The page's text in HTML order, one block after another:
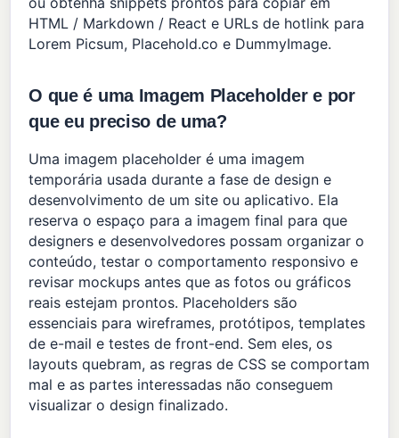
HTML / Markdown / React e URLs de hotlink para
Lorem Picsum, Placehold.co e DummyImage.
O que é uma Imagem Placeholder e por
que eu preciso de uma?
Uma imagem placeholder é uma imagem
temporária usada durante a fase de design e
desenvolvimento de um site ou aplicativo. Ela
reserva o espaço para a imagem final para que
designers e desenvolvedores possam organizar o
conteúdo, testar o comportamento responsivo e
revisar mockups antes que as fotos ou gráficos
reais estejam prontos. Placeholders são
essenciais para wireframes, protótipos, templates
de e-mail e testes de front-end. Sem eles, os
layouts quebram, as regras de CSS se comportam
mal e as partes interessadas não conseguem
visualizar o design finalizado.